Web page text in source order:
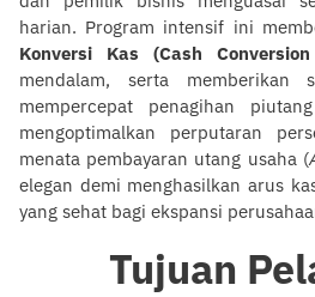
harian. Program intensif ini
Konversi Kas (Cash
mendalam, serta memberikan
mempercepat penagihan
mengoptimalkan perputaran
menata pembayaran utang usaha (
elegan demi menghasilkan arus
yang sehat bagi ekspansi
Tujuan